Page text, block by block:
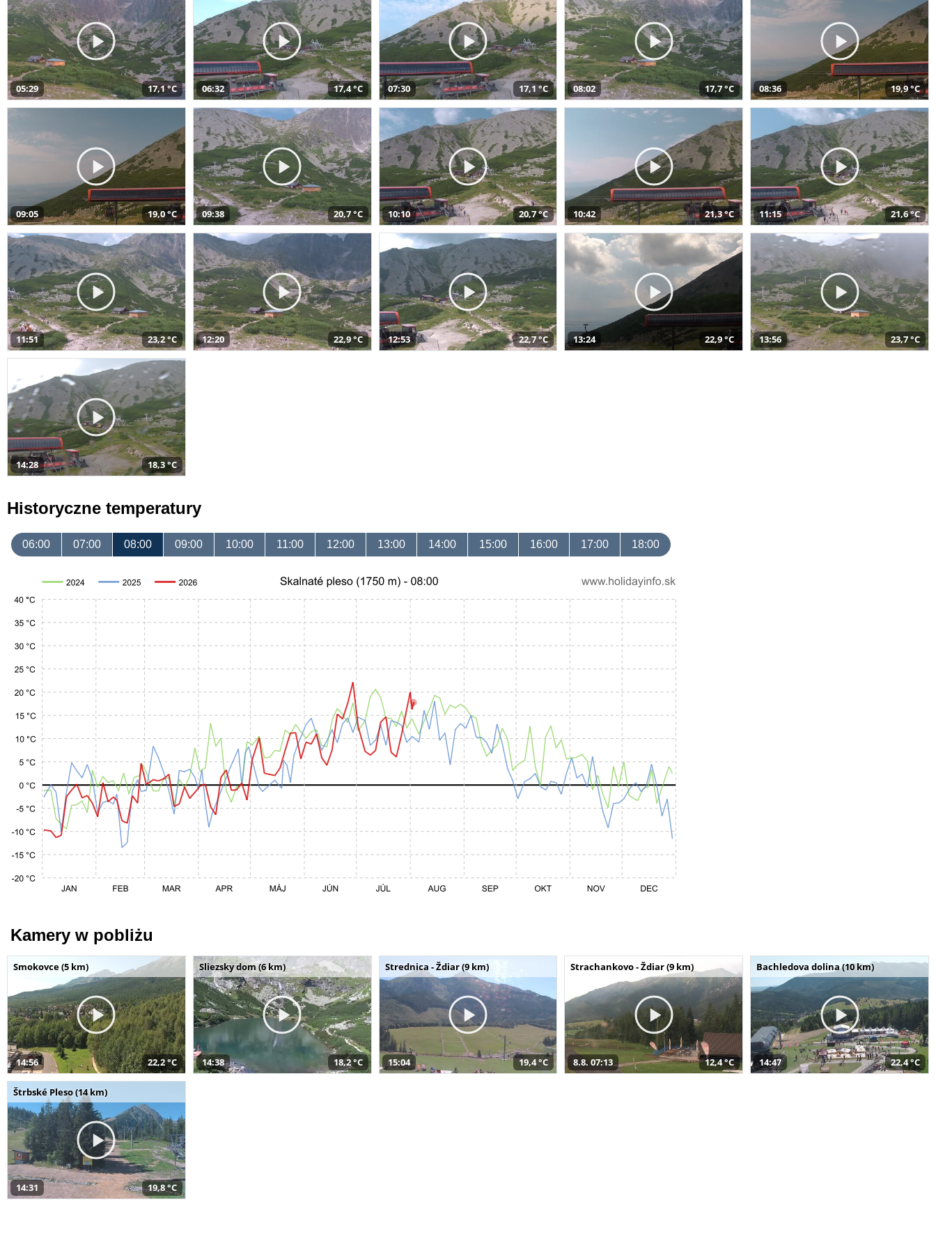
05:29 17,1 °C 06:32 17,4 °C 07:30 17,1 °C 08:02 17,7 °C 08:36 19,9 °C
09:05 19,0 °C 09:38 20,7 °C 10:10 20,7 °C 10:42 21,3 °C 11:15 21,6 °C
11:51 23,2 °C 12:20 22,9 °C 12:53 22,7 °C 13:24 22,9 °C 13:56 23,7 °C
14:28 18,3 °C
Historyczne temperatury
06:00 07:00 08:00 09:00 10:00 11:00 12:00 13:00 14:00 15:00 16:00 17:00 18:00
Kamery w pobliżu
Smokovce (5 km)
14:56 22,2 °C
Sliezsky dom (6 km)
14:38 18,2 °C
Strednica - Ždiar (9 km)
15:04 19,4 °C
Strachankovo - Ždiar (9 km)
8.8. 07:13 12,4 °C
Bachledova dolina (10 km)
14:47 22,4 °C
Štrbské Pleso (14 km)
14:31 19,8 °C